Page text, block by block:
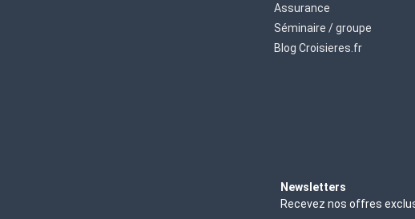
Assurance
Séminaire / groupe
Blog Croisieres.fr
Newsletters
Recevez nos offres